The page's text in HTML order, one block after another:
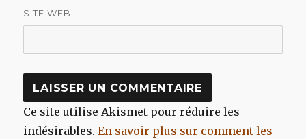
SITE WEB
Ce site utilise Akismet pour réduire les
indésirables.En savoir plus sur comment les